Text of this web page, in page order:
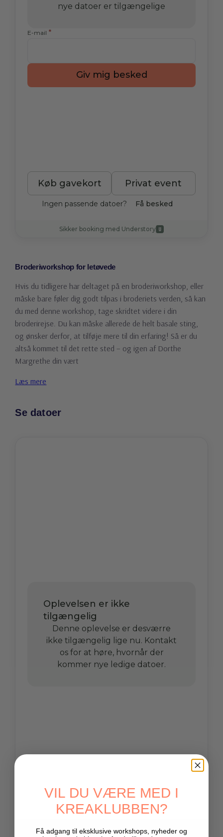
Broderiworkshop for letøvede
Hvis du tidligere har deltaget på en broderiworkshop, eller
måske bare føler dig godt tilpas i broderiets verden, så kan
du med denne workshop, tage skridtet videre i din
broderirejse. Du kan måske allerede de helt basale sting,
og ønsker derfor, at tilføje mere til din erfaring! Så er du
altså kommet til det rette sted – og igen af Dorthe
Margrethe din vært
Læs mere
Se datoer
VIL DU VÆRE MED I
KREAKLUBBEN?
Få adgang til eksklusive workshops, nyheder og